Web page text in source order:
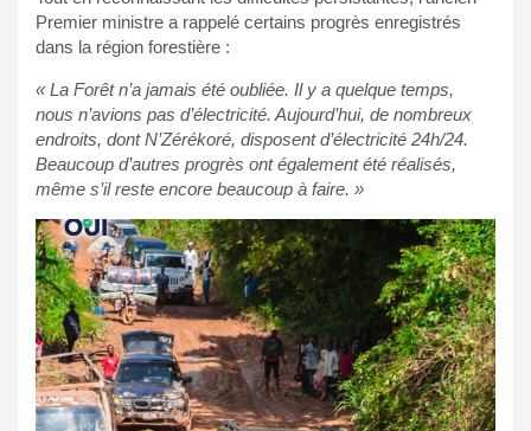
Premier ministre a rappelé certains progrès enregistrés
dans la région forestière :
« La Forêt n’a jamais été oubliée. Il y a quelque temps,
nous n’avions pas d’électricité. Aujourd’hui, de nombreux
endroits, dont N’Zérékoré, disposent d’électricité 24h/24.
Beaucoup d’autres progrès ont également été réalisés,
même s’il reste encore beaucoup à faire. »